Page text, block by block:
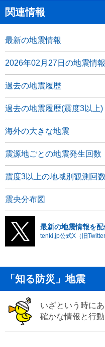
関連情報
最新の地震情報
2026年02月27日の地震情報
過去の地震履歴
過去の地震履歴(震度3以上)
海外の大きな地震
震源地ごとの地震発生回数
震度3以上の地域別観測回数
震央分布図
最新の地震情報を配
tenki.jp公式X（旧
「知る防災」地震
いざという時に
確かな情報と行